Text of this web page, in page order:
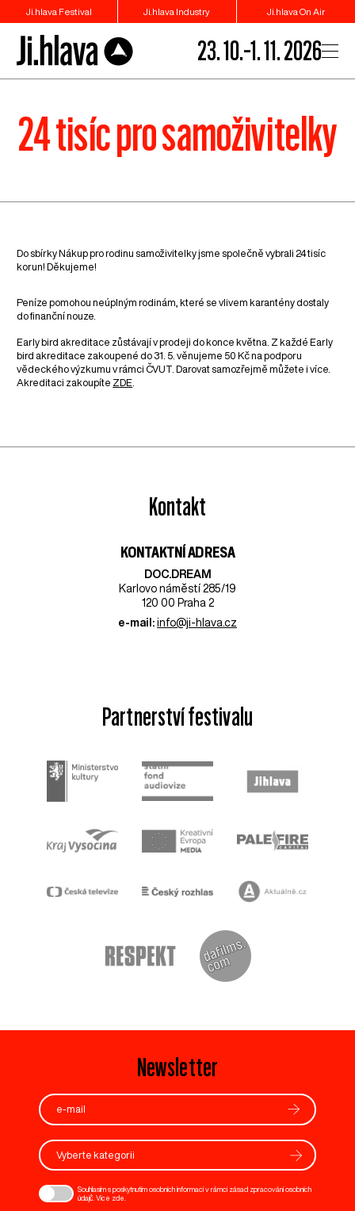
Ji.hlava Festival Ji.hlava Industry Ji.hlava On Air
23. 10.–1. 11. 2026
24 tisíc pro samoživitelky
Do sbírky Nákup pro rodinu samoživitelky jsme společně vybrali 24 tisíc
korun! Děkujeme!
Peníze pomohou neúplným rodinám, které se vlivem karantény dostaly
do finanční nouze.
Early bird akreditace zůstávají v prodeji do konce května. Z každé Early
bird akreditace zakoupené do 31. 5. věnujeme 50 Kč na podporu
vědeckého výzkumu v rámci ČVUT. Darovat samozřejmě můžete i více.
Akreditaci zakoupíte ZDE
Kontakt
KONTAKTNÍ ADRESA
DOC.DREAM​
Karlovo náměstí 285/19
120 00 Praha 2
e-mail: info@ji-hlava.cz
Partnerství festivalu
Newsletter
Vyberte kategorii
Souhlasím s poskytnutím osobních informací v rámci zásad zpracování osobních
údajů. Více zde